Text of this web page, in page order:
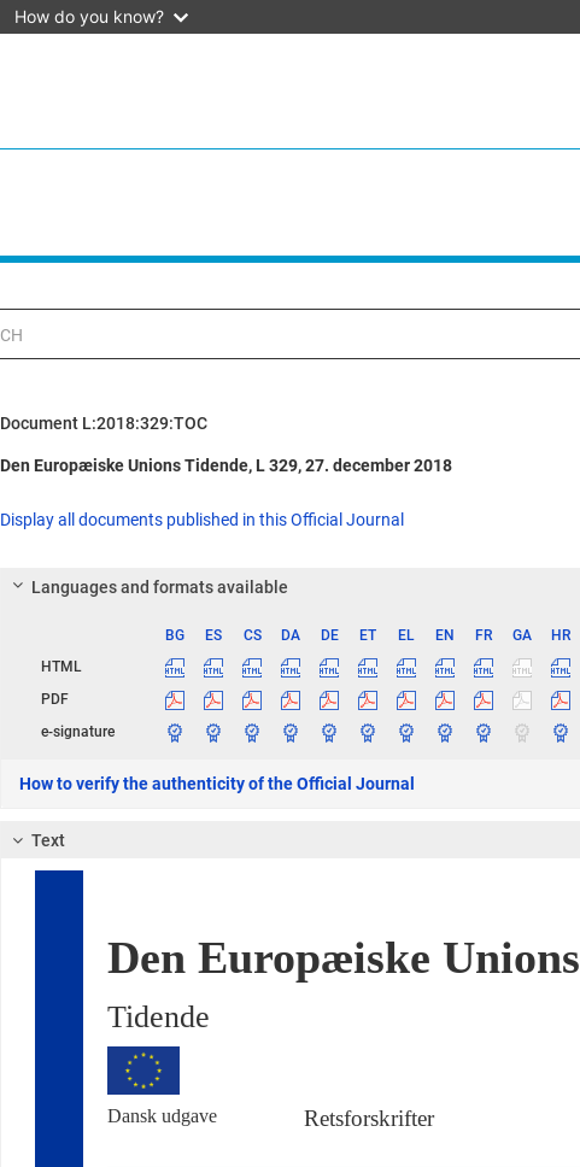
How do you know?
Document L:2018:329:TOC
Den Europæiske Unions Tidende, L 329, 27. december 2018
Display all documents published in this Official Journal
Languages and formats available
BG ES CS DA DE ET EL EN FR GA HR
HTML
PDF
e-signature
How to verify the authenticity of the Official Journal
Text
Den Europæiske Unions
Tidende
Dansk udgave Retsforskrifter